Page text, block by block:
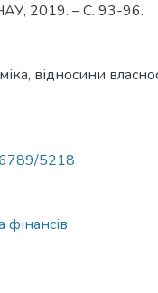
2019. – С. 93-96.
, відносини
5218
фінансів